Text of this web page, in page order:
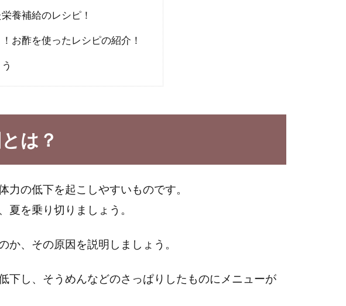
養補給のレシピ！
お酢を使ったレシピの紹介！
は？
力の低下を起こしやすいものです。
夏を乗り切りましょう。
か、その原因を説明しましょう。
下し、そうめんなどのさっぱりしたものにメニューが